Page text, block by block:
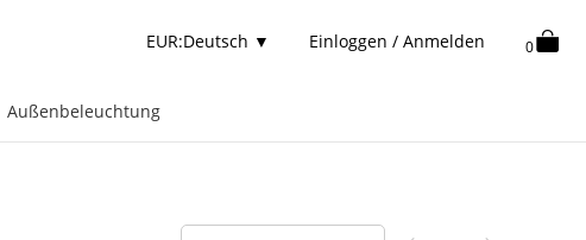
EUR:Deutsch ▼ Einloggen / Anmelden 0
Außenbeleuchtung